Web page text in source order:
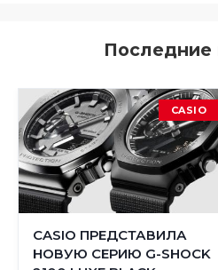
Последние
CASIO
CASIO ПРЕДСТАВИЛА
НОВУЮ СЕРИЮ G-SHOCK